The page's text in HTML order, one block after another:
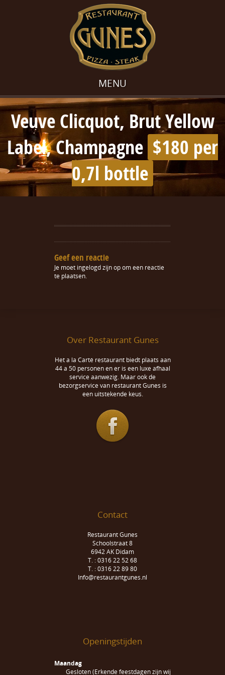
MENU
Veuve Clicquot, Brut Yellow
Label, Champagne $180 per
0,7l bottle
Geef een reactie
Je moet ingelogd zijn opom een reactie
te plaatsen.
Over Restaurant Gunes
Het a la Carté restaurant biedt plaats aan
44 a 50 personen en er is een luxe afhaal
service aanwezig. Maar ook de
bezorgservice van restaurant Gunes is
een uitstekende keus.
Contact
Restaurant Gunes
Schoolstraat 8
6942 AK Didam
T. : 0316 22 52 68
T. : 0316 22 89 80
Info@restaurantgunes.nl
Openingstijden
Maandag
Gesloten (Erkende feestdagen zijn wij